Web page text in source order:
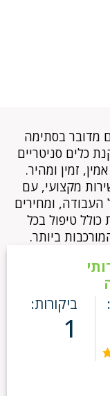
מדובר בסתימה
כלים סניטריים
זמין ומהיר.
מקצועי, עם
ומחירים
טיפול בכל
ביותר.
ביקורות:
1